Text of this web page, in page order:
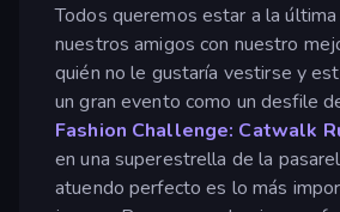
Todos queremos estar a la
nuestros amigos con nuestro
quién no le gustaría vestirse y
un gran evento como un desfile
Fashion Challenge: Catwalk
en una superestrella de la
atuendo perfecto es lo más